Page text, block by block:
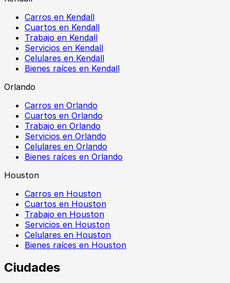
Carros en Kendall
Cuartos en Kendall
Trabajo en Kendall
Servicios en Kendall
Celulares en Kendall
Bienes raíces en Kendall
Orlando
Carros en Orlando
Cuartos en Orlando
Trabajo en Orlando
Servicios en Orlando
Celulares en Orlando
Bienes raíces en Orlando
Houston
Carros en Houston
Cuartos en Houston
Trabajo en Houston
Servicios en Houston
Celulares en Houston
Bienes raíces en Houston
Ciudades